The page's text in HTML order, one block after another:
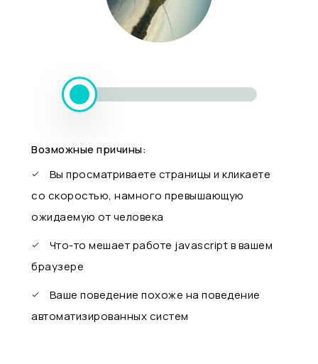
Возможные причины:
Вы просматриваете страницы и кликаете
со скоростью, намного превышающую
ожидаемую от человека
Что-то мешает работе javascript в вашем
браузере
Ваше поведение похоже на поведение
автоматизированных систем